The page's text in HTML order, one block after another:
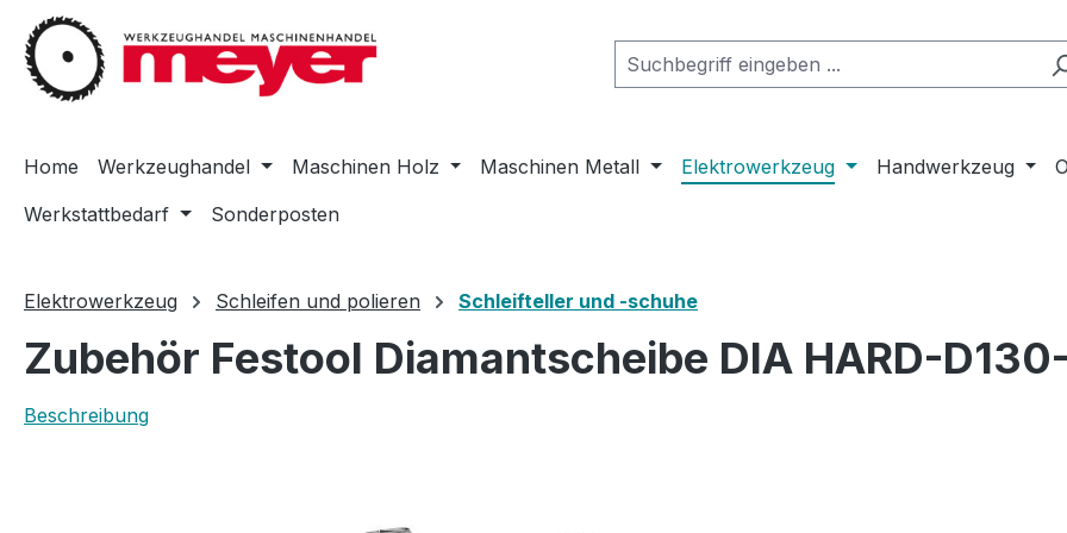
Hauptinhalt springen
Zur Suche springen
Zur Hauptnavigation springen
Home Werkzeughandel Maschinen Holz Maschinen Metall Elektrowerkzeug Handwerkzeug
Werkstattbedarf
Sonderposten
Elektrowerkzeug Schleifen und polieren Schleifteller und -schuhe
Zubehör Festool Diamantscheibe DIA HARD-
Beschreibung